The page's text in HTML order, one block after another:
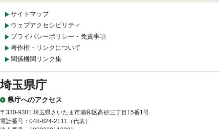
サイトマップ
ウェブアクセシビリティ
プライバシーポリシー・免責事項
著作権・リンクについて
関係機関リンク集
埼玉県庁
県庁へのアクセス
〒330-9301 埼玉県さいたま市浦和区高砂三丁目15番1号
電話番号：048-824-2111（代表）